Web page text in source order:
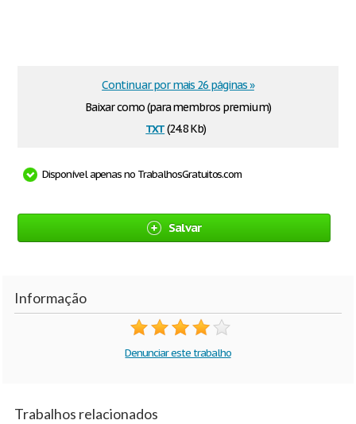
Baixar como (para membros premium)
txt(24.8 Kb)
Continuar por mais 26 páginas »
Disponível apenas no TrabalhosGratuitos.com
Salvar
Informação
Denunciar este trabalho
Trabalhos relacionados